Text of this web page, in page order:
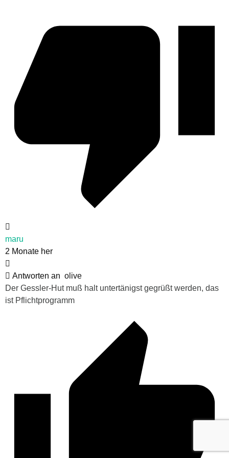
maru
2 Monate her
Antworten an olive
Der Gessler-Hut muß halt untertänigst gegrüßt werden, das
ist Pflichtprogramm